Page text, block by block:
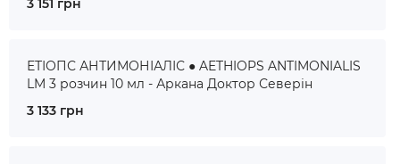
3 151 грн
ЕТІОПС АНТИМОНІАЛІС ● AETHIOPS ANTIMONIALIS
LM 3 розчин 10 мл - Аркана Доктор Северін
3 133 грн